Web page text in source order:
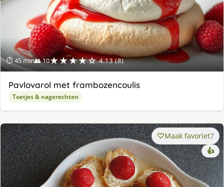
⏱ 45 min👥 10★★★★☆ 4.13 (8)
Pavlovarol met frambozencoulis
Toetjes & nagerechten
Maak favoriet7
👍